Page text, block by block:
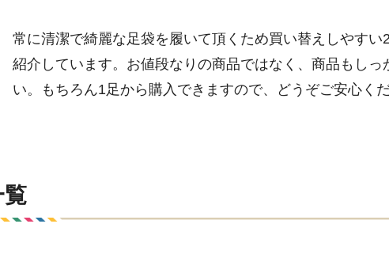
常に清潔で綺麗な足袋を履いて頂くため買い替えしやす
紹介しています。お値段なりの商品ではなく、商品もしっ
い。もちろん1足から購入できますので、どうぞご安心くだ
覧